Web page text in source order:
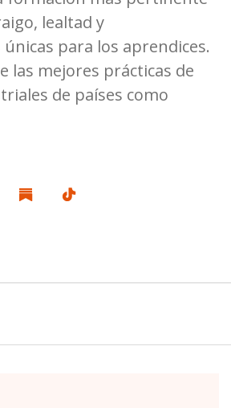
lealtad y
para los aprendices.
las mejores prácticas de
de países como